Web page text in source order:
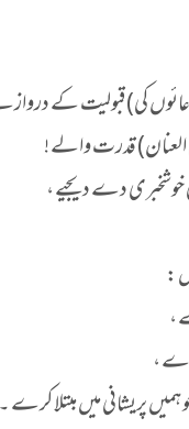
کی) قبولیت کے
قدرت والے !
دے دیجیے ،
:
،
،
پریشانی میں مبتلا کرے ۔